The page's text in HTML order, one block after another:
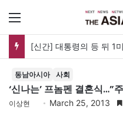
동남아시아 사회
‘신나는’ 프놈펜 결혼식…”
이상현 March 25, 2013